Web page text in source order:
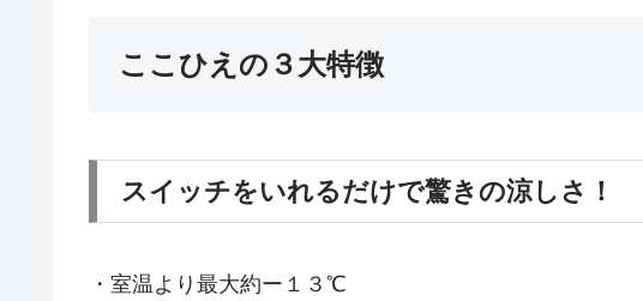
ここひえの３大特徴
スイッチをいれるだけで驚きの涼しさ！
・室温より最大約ー１３℃